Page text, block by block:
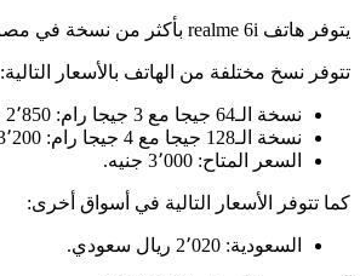
يتوفر هاتف realme 6i بأكثر من نسخة في مصر، ويصل أعلى سعر حالي له إلى 3٬200 جنيه.
تتوفر نسخ مختلفة من الهاتف بالأسعار التالية:
نسخة الـ64 جيجا مع 3 جيجا رام: 2٬850 جنيه.
نسخة الـ128 جيجا مع 4 جيجا رام: 3٬200 جنيه.
السعر المتاح: 3٬000 جنيه.
كما تتوفر الأسعار التالية في أسواق أخرى:
السعودية: 2٬020 ريال سعودي.